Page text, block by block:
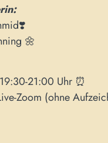
🌼
19:30-21:00 Uhr ⏰
Zoom (ohne